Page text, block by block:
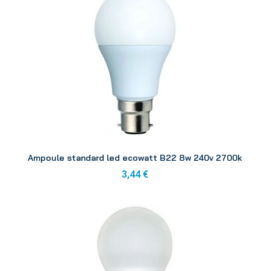
Ampoule standard led ecowatt B22 8w 240v 2700k
3,44 €